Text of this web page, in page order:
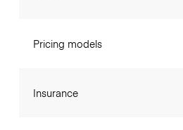
Pricing models
Insurance